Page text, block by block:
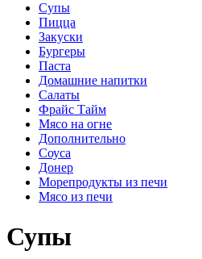
Супы
Пицца
Закуски
Бургеры
Паста
Домашние напитки
Салаты
Фрайс Тайм
Мясо на огне
Дополнительно
Соуса
Донер
Морепродукты из печи
Мясо из печи
Супы